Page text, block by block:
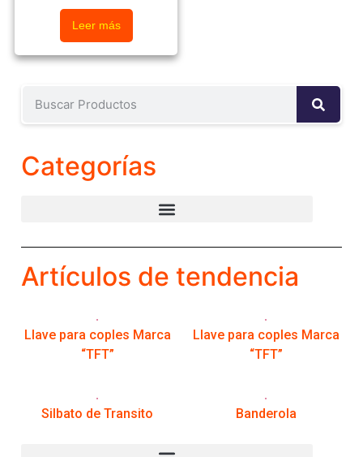
Categorías
Artículos de tendencia
Llave para coples Marca
“TFT”
Llave para coples Marca
“TFT”
Silbato de Transito Banderola
Leer más